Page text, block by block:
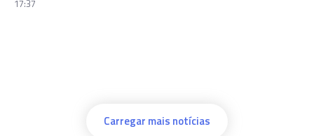
17:37
Carregar mais notícias